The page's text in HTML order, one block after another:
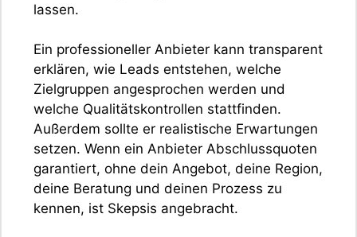
lassen.
Ein professioneller Anbieter kann transparent
erklären, wie Leads entstehen, welche
Zielgruppen angesprochen werden und
welche Qualitätskontrollen stattfinden.
Außerdem sollte er realistische Erwartungen
setzen. Wenn ein Anbieter Abschlussquoten
garantiert, ohne dein Angebot, deine Region,
deine Beratung und deinen Prozess zu
kennen, ist Skepsis angebracht.